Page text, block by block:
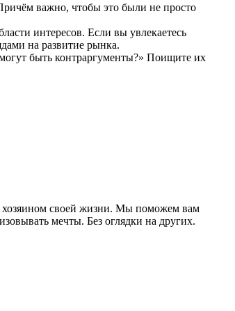
важно, чтобы это были не просто
интересов. Если вы увлекаетесь
на развитие рынка.
быть контраргументы?» Поищите их
хозяином своей жизни. Мы поможем вам
мечты. Без оглядки на других.